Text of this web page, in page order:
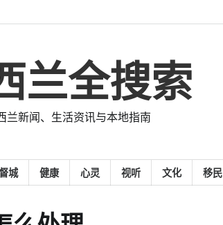
兰全搜索
兰新闻、生活资讯与本地指南
城 健康 心灵 视听 文化 移民